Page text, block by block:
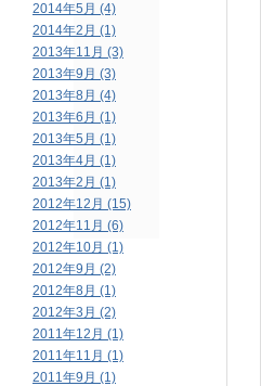
2014年5月 (4)
2014年2月 (1)
2013年11月 (3)
2013年9月 (3)
2013年8月 (4)
2013年6月 (1)
2013年5月 (1)
2013年4月 (1)
2013年2月 (1)
2012年12月 (15)
2012年11月 (6)
2012年10月 (1)
2012年9月 (2)
2012年8月 (1)
2012年3月 (2)
2011年12月 (1)
2011年11月 (1)
2011年9月 (1)